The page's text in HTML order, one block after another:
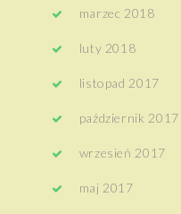
marzec 2018
luty 2018
listopad 2017
październik 2017
wrzesień 2017
maj 2017